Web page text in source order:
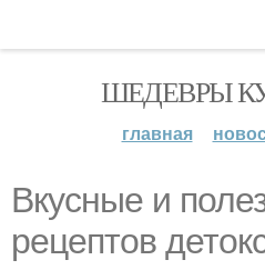
ШЕДЕВРЫ
главная
Вкусные и
рецептов